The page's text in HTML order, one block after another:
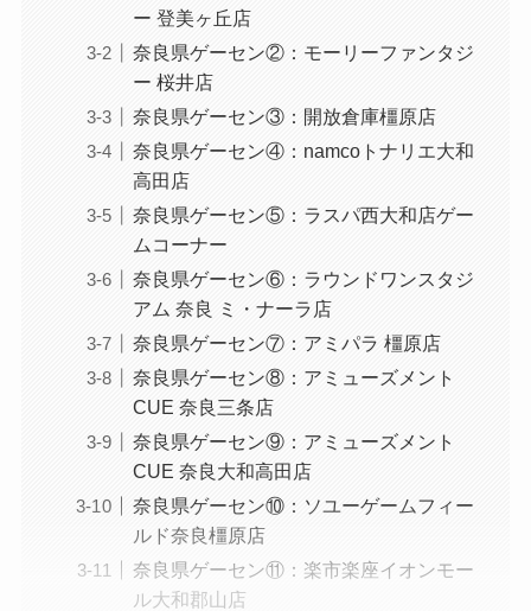
ー 登美ヶ丘店
奈良県ゲーセン②：モーリーファンタジ
ー 桜井店
奈良県ゲーセン③：開放倉庫橿原店
奈良県ゲーセン④：namcoトナリエ大和
高田店
奈良県ゲーセン⑤：ラスパ西大和店ゲー
ムコーナー
奈良県ゲーセン⑥：ラウンドワンスタジ
アム 奈良 ミ・ナーラ店
奈良県ゲーセン⑦：アミパラ 橿原店
奈良県ゲーセン⑧：アミューズメント
CUE 奈良三条店
奈良県ゲーセン⑨：アミューズメント
CUE 奈良大和高田店
奈良県ゲーセン⑩：ソユーゲームフィー
ルド奈良橿原店
奈良県ゲーセン⑪：楽市楽座イオンモー
ル大和郡山店